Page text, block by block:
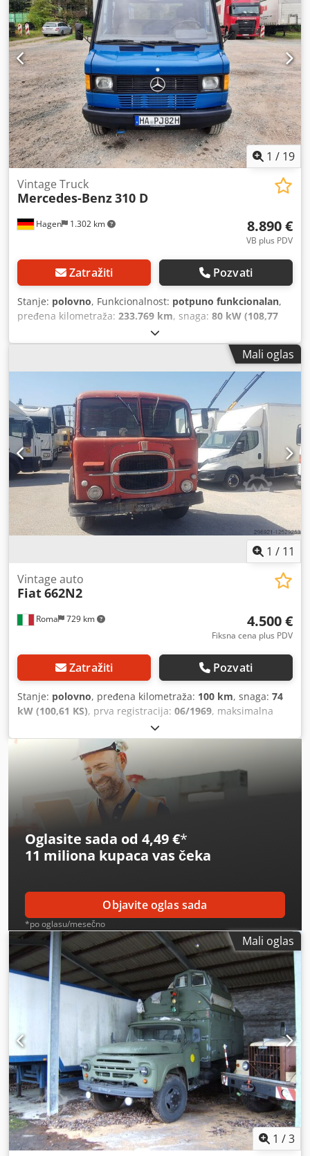
Sopstvena težina: 2.500 kg Nosivost: 1.000 kg Maksimalna
dozvoljena masa: 3.500 kg Maksimalna brzina: 70 km/h
Unutrašnjost: siva
1 / 19
Hagen 1.302 km
Vintage Truck
Mercedes-Benz310 D
8.890 €
VB plus PDV
Zatražiti Pozvati
Stanje: polovno, Funkcionalnost: potpuno funkcionalan,
pređena kilometraža: 233.769 km, snaga: 80 kW (108,77
03/1990, vrsta goriva:
plava, Godina proizvodnje:1990, Mercedes Benz 310 D
Double Cab / Flatbed sa H-sertifikatom - Datum
registracije: 12.03.1990 - 233769 km - Tehnički pregled:
03/25 - HU će biti prerađena pre primopredaje - 5 cilindar
dizel (2842 cm³ / 80 kV) - DOKA bez zadnjih vrata /
sklopivog sedišta sa desne strane - Zadnja klupa na
raspolaganju, trenutno nije instalirana -Kuka za prikolicu
Crjdpfewlpuhox Am Hsf - Baterija, kablovi ručne kočnice,
spone, sito štamparska ploča, radijator, zadnja guma nova
Mali oglas
1 / 11
Roma 729 km
Vintage auto
Fiat662N2
4.500 €
Fiksna cena plus PDV
Zatražiti Pozvati
Stanje: polovno, pređena kilometraža: 100 km, snaga: 74
kW (100,61 KS), prva registracija: 06/1969, maksimalna
, ukupna težina:
osovina:4x2, kočnice:ostalo, boja:crvena, kabina vozača:
dnevna kabina, tip prenosa:
Godina proizvodnje: 1969
, Radno vozilo Credpfen Tnxgsx
Oglasite sada od 4,49 €*
11 miliona kupaca vas čeka
Objavite oglas sada
*po oglasu/mesečno
Mali oglas
1 /3